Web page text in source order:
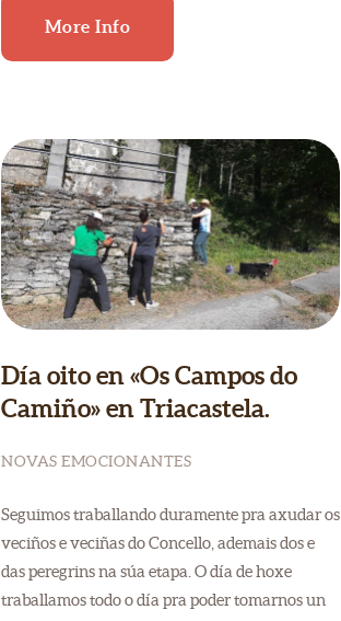
More Info
Día oito en «Os Campos do
Camiño» en Triacastela.
NOVAS EMOCIONANTES
Seguimos traballando duramente pra axudar os
veciños e veciñas do Concello, ademais dos e
das peregrins na súa etapa. O día de hoxe
traballamos todo o día pra poder tomarnos un